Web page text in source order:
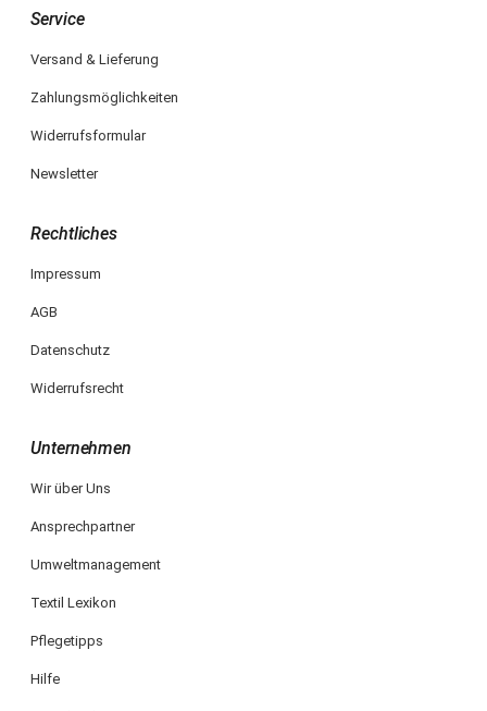
Service
Versand & Lieferung
Zahlungsmöglichkeiten
Widerrufsformular
Newsletter
Rechtliches
Impressum
AGB
Datenschutz
Widerrufsrecht
Unternehmen
Wir über Uns
Ansprechpartner
Umweltmanagement
Textil Lexikon
Pflegetipps
Hilfe